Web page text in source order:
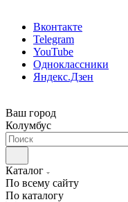
Вконтакте
Telegram
YouTube
Одноклассники
Яндекс.Дзен
Ваш город
Колумбус
Каталог
По всему сайту
По каталогу